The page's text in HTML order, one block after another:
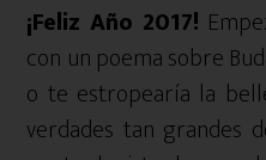
¡Feliz Año 2017!
con un poema sobre
o te estropearía la
verdades tan grandes